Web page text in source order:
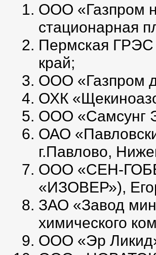
ООО «Газпром
стационарная
Пермская
край;
ООО «Газпром
ОХК
ООО «Самсунг
ОАО
г.Павлово,
ООО «СЕН-
«ИЗОВЕР»),
ЗАО «Завод
химического
ООО «Эр